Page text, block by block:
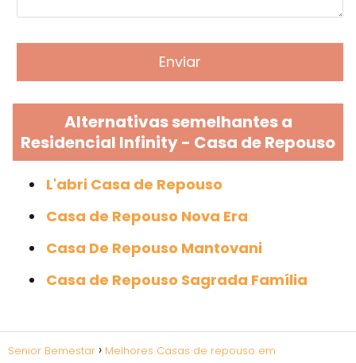
Alternativas semelhantes a
Residencial Infinity - Casa de Repouso
L'abri Casa de Repouso
Casa de Repouso Nova Era
Casa De Repouso Mantovani
Casa de Repouso Sagrada Família
Senior Bemestar
Melhores Casas de repouso em